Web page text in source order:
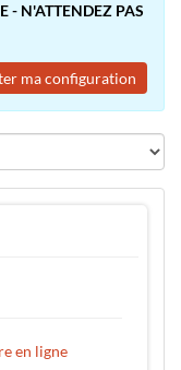
- N'ATTENDEZ PAS
ma configuration
en ligne